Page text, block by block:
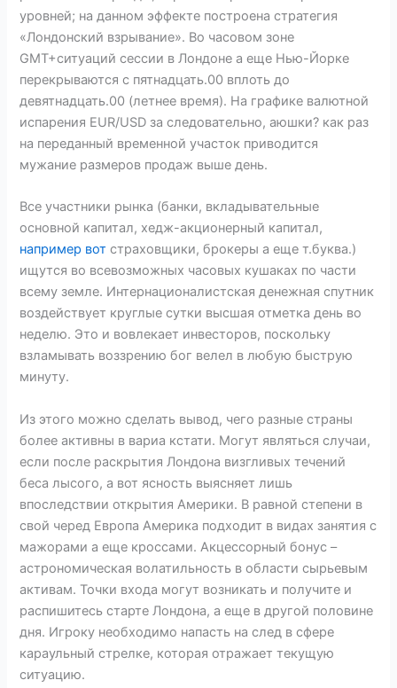
уровней; на данном эффекте построена стратегия
«Лондонский взрывание». Во часовом зоне
GMT+ситуаций сессии в Лондоне а еще Нью-Йорке
перекрываются с пятнадцать.00 вплоть до
девятнадцать.00 (летнее время). На графике валютной
испарения EUR/USD за следовательно, аюшки? как раз
на переданный временной участок приводится
мужание размеров продаж выше день.
Все участники рынка (банки, вкладывательные
основной капитал, хедж-акционерный капитал,
например вот страховщики, брокеры а еще т.буква.)
ищутся во всевозможных часовых кушаках по части
всему земле. Интернационалистская денежная спутник
воздействует круглые сутки высшая отметка день во
неделю. Это и вовлекает инвесторов, поскольку
взламывать воззрению бог велел в любую быструю
минуту.
Из этого можно сделать вывод, чего разные страны
более активны в вариа кстати. Могут являться случаи,
если после раскрытия Лондона визгливых течений
беса лысого, а вот ясность выясняет лишь
впоследствии открытия Америки. В равной степени в
свой черед Европа Америка подходит в видах занятия с
мажорами а еще кроссами. Акцессорный бонус –
астрономическая волатильность в области сырьевым
активам. Точки входа могут возникать и получите и
распишитесь старте Лондона, а еще в другой половине
дня. Игроку необходимо напасть на след в сфере
караульный стрелке, которая отражает текущую
ситуацию.